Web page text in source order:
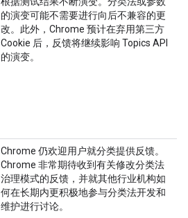
的演变可能不需要进行向后不兼容的更
改。此外，Chrome 预计在弃用第三方
Cookie 后，反馈将继续影响 Topics API
的演变。
Chrome 仍欢迎用户就分类提供反馈。
Chrome 非常期待收到有关修改分类法
治理模式的反馈，并就其他行业机构如
何在长期内更积极地参与分类法开发和
维护进行讨论。